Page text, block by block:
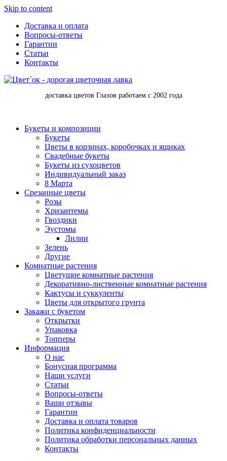
Skip to content
Доставка и оплата
Вопросы-ответы
Гарантии
Статьи
Контакты
доставка цветов Глазов работаем с 2002 года
Букеты и композиции
Букеты
Цветы в корзинах, коробочках и ящиках
Свадебные букеты
Букеты из сухоцветов
Индивидуальный заказ
8 Марта
Срезанные цветы
Розы
Хризантемы
Гвоздики
Эустомы
Лилии
Зелень
Другие
Комнатные растения
Цветущие комнатные растения
Декоративно-лиственные комнатные растения
Кактусы и суккуленты
Цветы для открытого грунта
Закажи с букетом
Открытки
Упаковка
Топперы
Информация
О нас
Бонусная программа
Наши услуги
Статьи
Вопросы-ответы
Ваши отзывы
Гарантии
Доставка и оплата товаров
Политика конфиденциальности
Политика обработки персональных данных
Контакты